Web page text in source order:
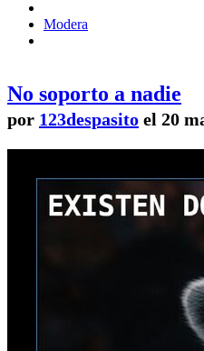
Modera
No soporto a nadie
por 123despasito el 20